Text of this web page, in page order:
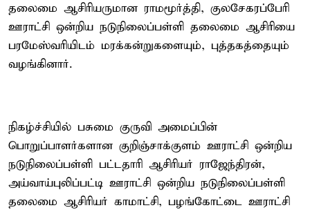
தலைமை ஆசிரியருமான ராமமூர்த்தி, குலசேகரப்பேரி
ஊராட்சி ஒன்றிய நடுநிலைப்பள்ளி தலைமை ஆசிரியை
பரமேஸ்வரியிடம் மரக்கன்றுகளையும், புத்தகத்தையும்
வழங்கினார்.
நிகழ்ச்சியில் பசுமை குருவி அமைப்பின்
பொறுப்பாளர்களான குறிஞ்சாக்குளம் ஊராட்சி ஒன்றிய
நடுநிலைப்பள்ளி பட்டதாரி ஆசிரியர் ராஜேந்திரன்,
அய்வாய்புலிப்பட்டி ஊராட்சி ஒன்றிய நடுநிலைப்பள்ளி
தலைமை ஆசிரியர் காமாட்சி, பழங்கோட்டை ஊராட்சி